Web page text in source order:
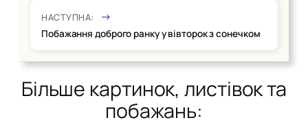
НАСТУПНА:
Побажання доброго ранку у вівторок з сонечком
Більше картинок, листівок та
побажань: